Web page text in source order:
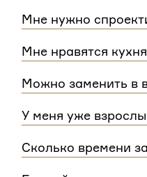
интерьера на нашем
Мне нужно
зависит от площади.
Мне нравятся
концепции. Такая
Можно заменить в
У меня уже
Сколько времени